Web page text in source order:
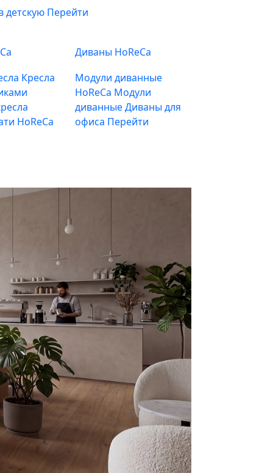
детскую Перейти
Кресла
HoReCa
Диваны HoReCa
Модули диванные
HoReCa Модули
диванныеДиваны для
офиса Перейти